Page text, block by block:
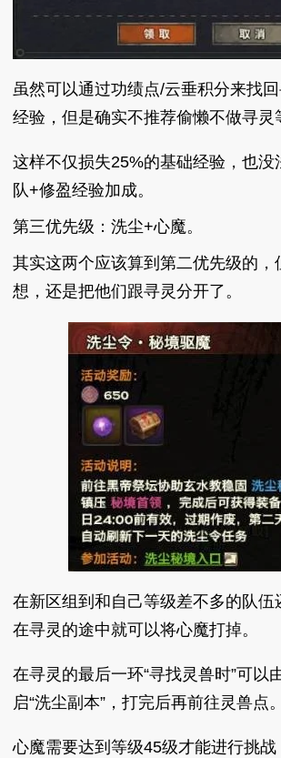
虽然可以通过功绩点/云垂积分来找
经验，但是确实不推荐偷懒不做寻灵
这样不仅损失25%的基础经验，也没
队+修盈经验加成。
第三优先级：洗尘+心魔。
其实这两个应该算到第二优先级的，
想，还是把他们跟寻灵分开了。
在新区组到和自己等级差不多的队伍
在寻灵的途中就可以将心魔打掉。
在寻灵的最后一环“寻找灵兽时”可以
启“洗尘副本”，打完后再前往灵兽点。
心魔需要达到等级45级才能进行挑战